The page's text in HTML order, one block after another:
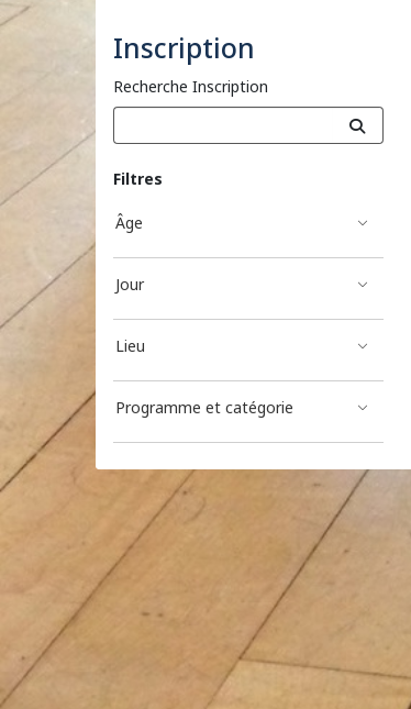
Inscription
Recherche Inscription
Filtres
Âge
Jour
Lieu
Programme et catégorie
©2026 Les entreprises Amilia Inc. Tous droits réservés.